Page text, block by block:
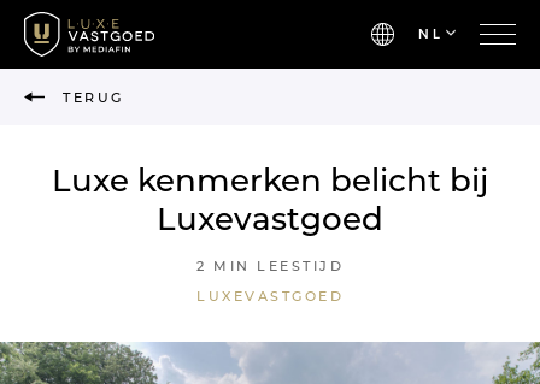
NL
TERUG
Luxe kenmerken belicht bij
Luxevastgoed
2 MIN LEESTIJD
LUXEVASTGOED